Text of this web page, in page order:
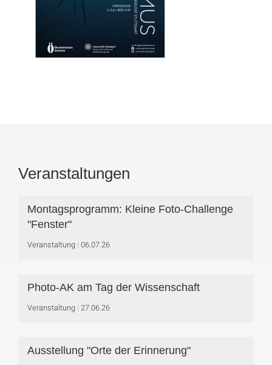
Veranstaltungen
Montagsprogramm: Kleine Foto-Challenge
"Fenster"
Veranstaltung 06.07.26
Photo-AK am Tag der Wissenschaft
Veranstaltung 27.06.26
Ausstellung "Orte der Erinnerung"